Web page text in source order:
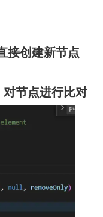
接创建新节点
节点进行比对